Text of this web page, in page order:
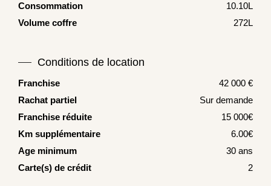
Consommation
10.10L
Volume coffre
272L
Conditions de location
Franchise
42 000 €
Rachat partiel
Sur demande
Franchise réduite
15 000€
Km supplémentaire
6.00€
Age minimum
30 ans
Carte(s) de crédit
2